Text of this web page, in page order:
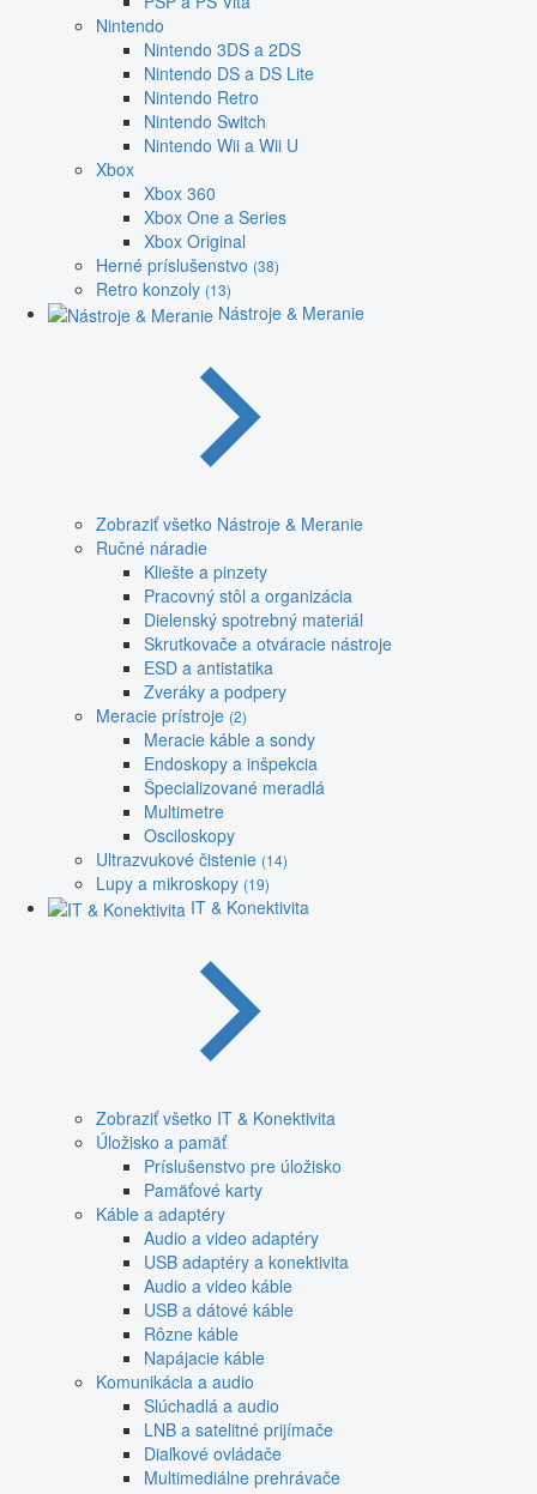
Nintendo
Nintendo 3DS a 2DS
Nintendo DS a DS Lite
Nintendo Retro
Nintendo Switch
Nintendo Wii a Wii U
Xbox
Xbox 360
Xbox One a Series
Xbox Original
Herné príslušenstvo (38)
Retro konzoly (13)
Nástroje & Meranie
Zobraziť všetko Nástroje & Meranie
Ručné náradie
Kliešte a pinzety
Pracovný stôl a organizácia
Dielenský spotrebný materiál
Skrutkovače a otváracie nástroje
ESD a antistatika
Zveráky a podpery
Meracie prístroje (2)
Meracie káble a sondy
Endoskopy a inšpekcia
Špecializované meradlá
Multimetre
Osciloskopy
Ultrazvukové čistenie (14)
Lupy a mikroskopy (19)
IT & Konektivita
Zobraziť všetko IT & Konektivita
Úložisko a pamäť
Príslušenstvo pre úložisko
Pamäťové karty
Káble a adaptéry
Audio a video adaptéry
USB adaptéry a konektivita
Audio a video káble
USB a dátové káble
Rôzne káble
Napájacie káble
Komunikácia a audio
Slúchadlá a audio
LNB a satelitné prijímače
Diaľkové ovládače
Multimediálne prehrávače